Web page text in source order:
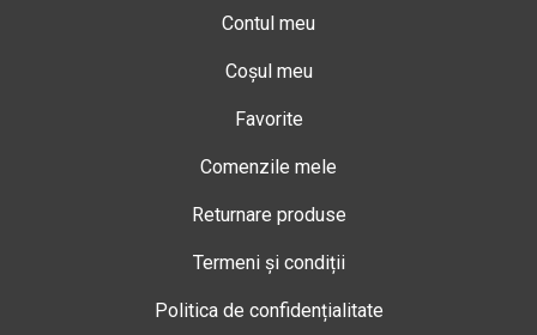
Contul meu
Coșul meu
Favorite
Comenzile mele
Returnare produse
Termeni și condiții
Politica de confidențialitate